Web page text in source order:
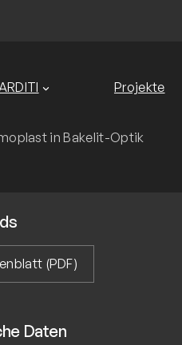
Projekte
in Bakelit-Optik
(PDF)
Daten